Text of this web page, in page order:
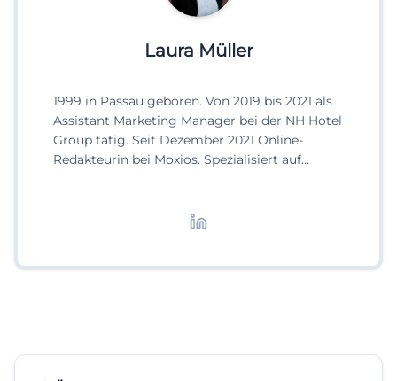
Laura Müller
1999 in Passau geboren. Von 2019 bis 2021 als
Assistant Marketing Manager bei der NH Hotel
Group tätig. Seit Dezember 2021 Online-
Redakteurin bei Moxios. Spezialisiert auf